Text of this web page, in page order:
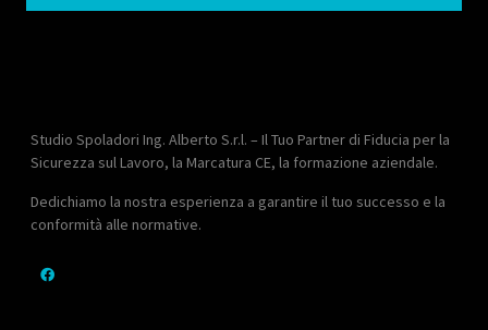
Studio Spoladori Ing. Alberto S.r.l. – Il Tuo Partner di Fiducia per la
Sicurezza sul Lavoro, la Marcatura CE, la formazione aziendale.
Dedichiamo la nostra esperienza a garantire il tuo successo e la
conformità alle normative.